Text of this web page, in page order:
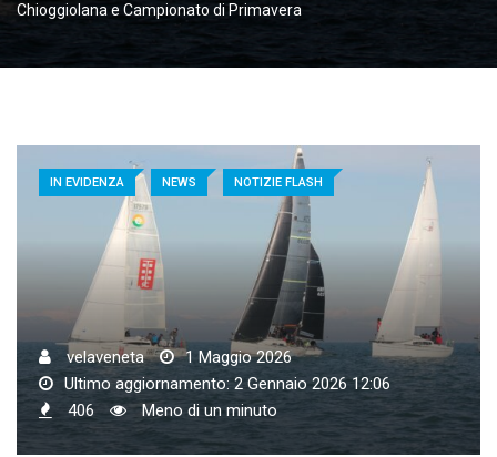
Chioggiolana e Campionato di Primavera
IN EVIDENZA NEWS NOTIZIE FLASH
velaveneta
1 Maggio 2026
Ultimo aggiornamento: 2 Gennaio 2026 12:06
406
Meno di un minuto